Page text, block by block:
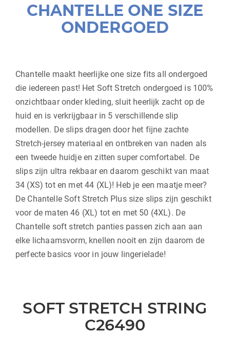
CHANTELLE ONE SIZE
ONDERGOED
Chantelle maakt heerlijke one size fits all ondergoed
die iedereen past! Het Soft Stretch ondergoed is 100%
onzichtbaar onder kleding, sluit heerlijk zacht op de
huid en is verkrijgbaar in 5 verschillende slip
modellen. De slips dragen door het fijne zachte
Stretch-jersey materiaal en ontbreken van naden als
een tweede huidje en zitten super comfortabel. De
slips zijn ultra rekbaar en daarom geschikt van maat
34 (XS) tot en met 44 (XL)! Heb je een maatje meer?
De Chantelle Soft Stretch Plus size slips zijn geschikt
voor de maten 46 (XL) tot en met 50 (4XL). De
Chantelle soft stretch panties passen zich aan aan
elke lichaamsvorm, knellen nooit en zijn daarom de
perfecte basics voor in jouw lingerielade!
SOFT STRETCH STRING
C26490